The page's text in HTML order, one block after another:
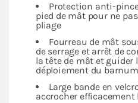
Protection anti-
pied de mât pour ne
pliage
Fourreau de mât
de serrage et arrêt de
la tête de mât et guider
déploiement du barnum
Large bande en
accrocher